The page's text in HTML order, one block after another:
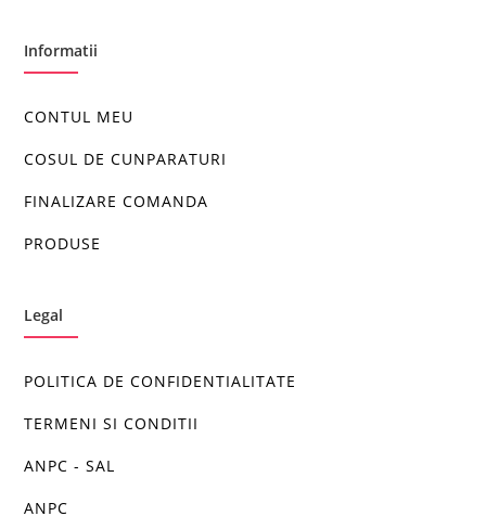
Informatii
CONTUL MEU
COSUL DE CUNPARATURI
FINALIZARE COMANDA
PRODUSE
Legal
POLITICA DE CONFIDENTIALITATE
TERMENI SI CONDITII
ANPC - SAL
ANPC